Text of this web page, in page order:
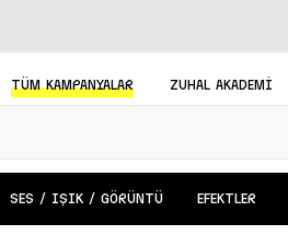
TÜMKAMPANYALAR ZUHAL AKADEMİ
SES / IŞIK / GÖRÜNTÜ EFEKTLER